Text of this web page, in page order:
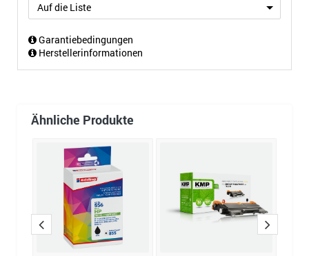
Auf die Liste
Garantiebedingungen
Herstellerinformationen
Ähnliche Produkte